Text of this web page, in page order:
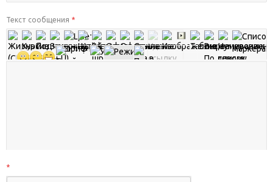
Текст сообщения *
*